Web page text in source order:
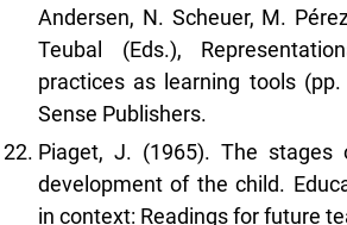
Andersen, N. Scheuer, M.
Teubal (Eds.),
practices as learning tools (pp.
Sense Publishers.
Piaget, J. (1965). The stages
development of the child.
in context: Readings for future